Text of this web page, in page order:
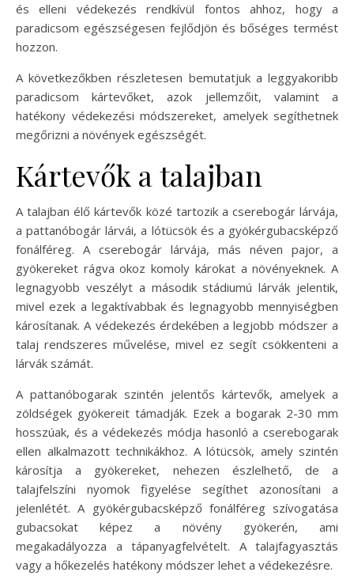
és elleni védekezés rendkívül fontos ahhoz, hogy a
paradicsom egészségesen fejlődjön és bőséges termést
hozzon.
A következőkben részletesen bemutatjuk a leggyakoribb
paradicsom kártevőket, azok jellemzőit, valamint a
hatékony védekezési módszereket, amelyek segíthetnek
megőrizni a növények egészségét.
Kártevők a talajban
A talajban élő kártevők közé tartozik a cserebogár lárvája,
a pattanóbogár lárvái, a lótücsök és a gyökérgubacsképző
fonálféreg. A cserebogár lárvája, más néven pajor, a
gyökereket rágva okoz komoly károkat a növényeknek. A
legnagyobb veszélyt a második stádiumú lárvák jelentik,
mivel ezek a legaktívabbak és legnagyobb mennyiségben
károsítanak. A védekezés érdekében a legjobb módszer a
talaj rendszeres művelése, mivel ez segít csökkenteni a
lárvák számát.
A pattanóbogarak szintén jelentős kártevők, amelyek a
zöldségek gyökereit támadják. Ezek a bogarak 2-30 mm
hosszúak, és a védekezés módja hasonló a cserebogarak
ellen alkalmazott technikákhoz. A lótücsök, amely szintén
károsítja a gyökereket, nehezen észlelhető, de a
talajfelszíni nyomok figyelése segíthet azonosítani a
jelenlétét. A gyökérgubacsképző fonálféreg szívogatása
gubacsokat képez a növény gyökerén, ami
megakadályozza a tápanyagfelvételt. A talajfagyasztás
vagy a hőkezelés hatékony módszer lehet a védekezésre.